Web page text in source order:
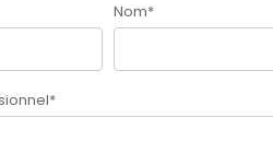
Nom*
*